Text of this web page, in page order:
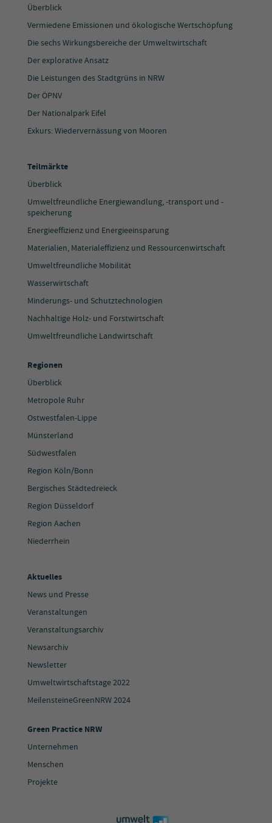
Überblick
Vermiedene Emissionen und ökologische Wertschöpfung
Die sechs Wirkungsbereiche der Umweltwirtschaft
Der explorative Ansatz
Die Leistungen des Stadtgrüns in NRW
Der ÖPNV
Der Nationalpark Eifel
Exkurs: Wiedervernässung von Mooren
Teilmärkte
Überblick
Umweltfreundliche Energiewandlung, -transport und -
speicherung
Energieeffizienz und Energieeinsparung
Materialien, Materialeffizienz und Ressourcenwirtschaft
Umweltfreundliche Mobilität
Wasserwirtschaft
Minderungs- und Schutztechnologien
Nachhaltige Holz- und Forstwirtschaft
Umweltfreundliche Landwirtschaft
Regionen
Überblick
Metropole Ruhr
Ostwestfalen-Lippe
Münsterland
Südwestfalen
Region Köln/Bonn
Bergisches Städtedreieck
Region Düsseldorf
Region Aachen
Niederrhein
Aktuelles
News und Presse
Veranstaltungen
Veranstaltungsarchiv
Newsarchiv
Newsletter
Umweltwirtschaftstage 2022
MeilensteineGreenNRW 2024
Green Practice NRW
Unternehmen
Menschen
Projekte